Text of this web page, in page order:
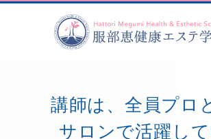
講師は、全員プロ
サロンで活躍し
講師は、全員プロ
サロンで活躍し